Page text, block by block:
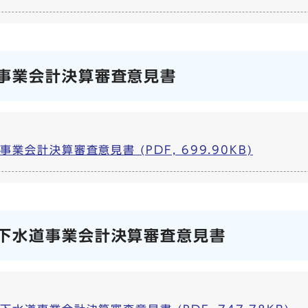
業会計決算審査意見書
事業会計決算審査意見書 (PDF, 699.90KB)
水道事業会計決算審査意見書